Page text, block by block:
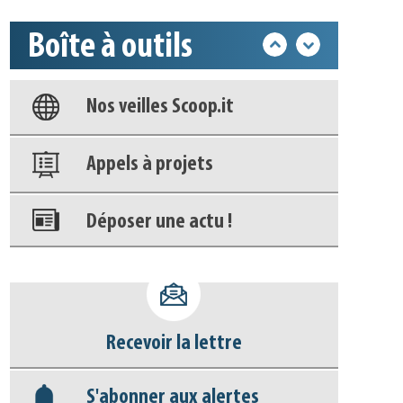
Boîte à outils
Base documentaire
Nos veilles Scoop.it
Appels à projets
Déposer une actu !
déconnecter)
Base documentaire
Recevoir la lettre
S'abonner aux alertes